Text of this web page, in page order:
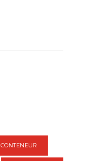
CONTENEUR